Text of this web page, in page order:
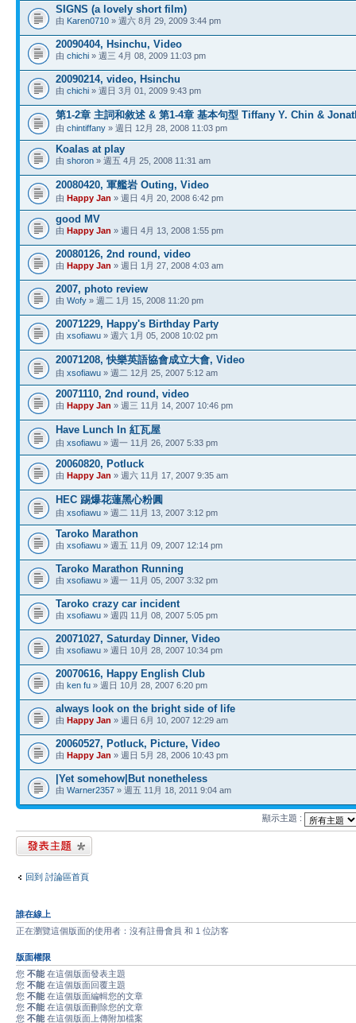
SIGNS (a lovely short film)
由 Karen0710 » 週六 8月 29, 2009 3:44 pm
20090404, Hsinchu, Video
由 chichi » 週三 4月 08, 2009 11:03 pm
20090214, video, Hsinchu
由 chichi » 週日 3月 01, 2009 9:43 pm
第1-2章 主詞和敘述 & 第1-4章 基本句型 Tiffany Y. Chin &
由 chintiffany » 週日 12月 28, 2008 11:03 pm
Koalas at play
由 shoron » 週五 4月 25, 2008 11:31 am
20080420, 軍艦岩 Outing, Video
由 Happy Jan » 週日 4月 20, 2008 6:42 pm
good MV
由 Happy Jan » 週日 4月 13, 2008 1:55 pm
20080126, 2nd round, video
由 Happy Jan » 週日 1月 27, 2008 4:03 am
2007, photo review
由 Wofy » 週二 1月 15, 2008 11:20 pm
20071229, Happy's Birthday Party
由 xsofiawu » 週六 1月 05, 2008 10:02 pm
20071208, 快樂英語協會成立大會, Video
由 xsofiawu » 週二 12月 25, 2007 5:12 am
20071110, 2nd round, video
由 Happy Jan » 週三 11月 14, 2007 10:46 pm
Have Lunch In 紅瓦屋
由 xsofiawu » 週一 11月 26, 2007 5:33 pm
20060820, Potluck
由 Happy Jan » 週六 11月 17, 2007 9:35 am
HEC 踢爆花蓮黑心粉圓
由 xsofiawu » 週二 11月 13, 2007 3:12 pm
Taroko Marathon
由 xsofiawu » 週五 11月 09, 2007 12:14 pm
Taroko Marathon Running
由 xsofiawu » 週一 11月 05, 2007 3:32 pm
Taroko crazy car incident
由 xsofiawu » 週四 11月 08, 2007 5:05 pm
20071027, Saturday Dinner, Video
由 xsofiawu » 週日 10月 28, 2007 10:34 pm
20070616, Happy English Club
由 ken fu » 週日 10月 28, 2007 6:20 pm
always look on the bright side of life
由 Happy Jan » 週日 6月 10, 2007 12:29 am
20060527, Potluck, Picture, Video
由 Happy Jan » 週日 5月 28, 2006 10:43 pm
|Yet somehow|But nonetheless
由 Warner2357 » 週五 11月 18, 2011 9:04 am
顯示主題 :
發表新主題
回到 討論區首頁
誰在線上
正在瀏覽這個版面的使用者：沒有註冊會員 和 1 位訪客
版面權限
您 不能 在這個版面發表主題
您 不能 在這個版面回覆主題
您 不能 在這個版面編輯您的文章
您 不能 在這個版面刪除您的文章
您 不能 在這個版面上傳附加檔案